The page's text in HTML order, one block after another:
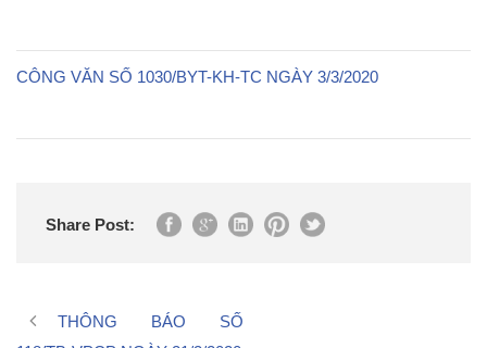
CÔNG VĂN SỐ 1030/BYT-KH-TC NGÀY 3/3/2020
Share Post:
THÔNG BÁO SỐ